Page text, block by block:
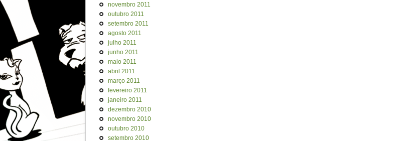
novembro 2011
outubro 2011
setembro 2011
agosto 2011
julho 2011
junho 2011
maio 2011
abril 2011
março 2011
fevereiro 2011
janeiro 2011
dezembro 2010
novembro 2010
outubro 2010
setembro 2010